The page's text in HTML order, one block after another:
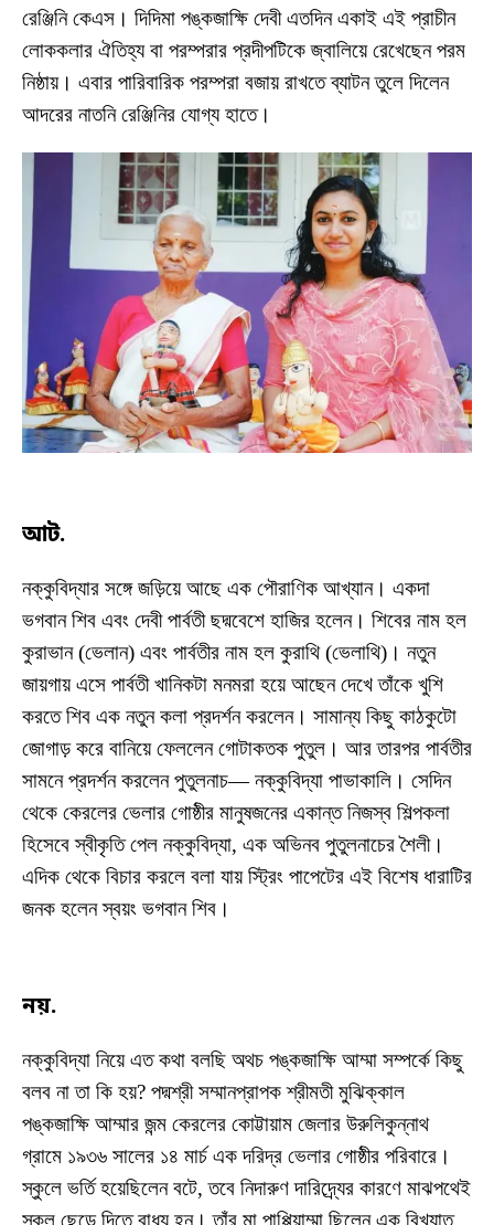
রেঞ্জিনি কেএস। দিদিমা পঙ্কজাক্ষি দেবী এতদিন একাই এই প্রাচীন
লোককলার ঐতিহ্য বা পরম্পরার প্রদীপটিকে জ্বালিয়ে রেখেছেন পরম
নিষ্ঠায়। এবার পারিবারিক পরম্পরা বজায় রাখতে ব্যাটন তুলে দিলেন
আদরের নাতনি রেঞ্জিনির যোগ্য হাতে।
আট.
নক্কুবিদ্যার সঙ্গে জড়িয়ে আছে এক পৌরাণিক আখ্যান। একদা
ভগবান শিব এবং দেবী পার্বতী ছদ্মবেশে হাজির হলেন। শিবের নাম হল
কুরাভান (ভেলান) এবং পার্বতীর নাম হল কুরাথি (ভেলাথি)। নতুন
জায়গায় এসে পার্বতী খানিকটা মনমরা হয়ে আছেন দেখে তাঁকে খুশি
করতে শিব এক নতুন কলা প্রদর্শন করলেন। সামান্য কিছু কাঠকুটো
জোগাড় করে বানিয়ে ফেললেন গোটাকতক পুতুল। আর তারপর পার্বতীর
সামনে প্রদর্শন করলেন পুতুলনাচ— নক্কুবিদ্যা পাভাকালি। সেদিন
থেকে কেরলের ভেলার গোষ্ঠীর মানুষজনের একান্ত নিজস্ব শিল্পকলা
হিসেবে স্বীকৃতি পেল নক্কুবিদ্যা, এক অভিনব পুতুলনাচের শৈলী।
এদিক থেকে বিচার করলে বলা যায় স্ট্রিং পাপেটের এই বিশেষ ধারাটির
জনক হলেন স্বয়ং ভগবান শিব।
নয়.
নক্কুবিদ্যা নিয়ে এত কথা বলছি অথচ পঙ্কজাক্ষি আম্মা সম্পর্কে কিছু
বলব না তা কি হয়? পদ্মশ্রী সম্মানপ্রাপক শ্রীমতী মুঝিক্কাল
পঙ্কজাক্ষি আম্মার জন্ম কেরলের কোট্টায়াম জেলার উরুলিকুন্নাথ
গ্রামে ১৯৩৬ সালের ১৪ মার্চ এক দরিদ্র ভেলার গোষ্ঠীর পরিবারে।
স্কুলে ভর্তি হয়েছিলেন বটে, তবে নিদারুণ দারিদ্র্যের কারণে মাঝপথেই
স্কুল ছেড়ে দিতে বাধ্য হন। তাঁর মা পাপ্পিয়াম্মা ছিলেন এক বিখ্যাত